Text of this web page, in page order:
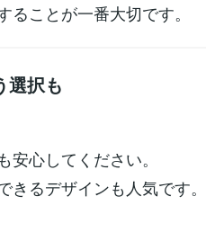
ことが一番大切です。
選択も
心してください。
るデザインも人気です。